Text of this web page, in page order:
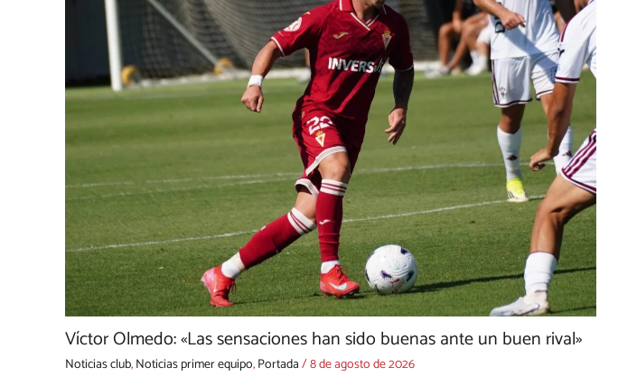
Víctor Olmedo: «Las sensaciones han sido buenas ante un buen rival»
Noticias club,Noticias primer equipo,Portada/8 de agosto de 2026